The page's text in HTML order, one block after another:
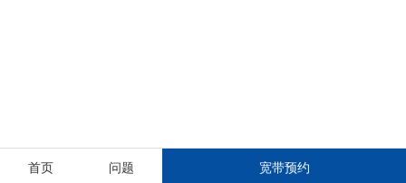
首页 问题 宽带预约